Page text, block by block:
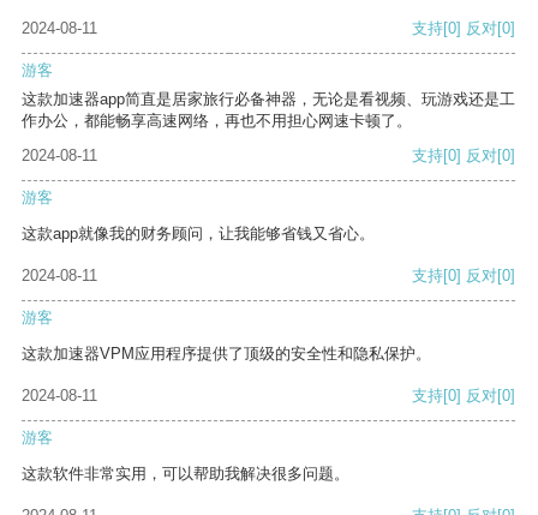
2024-08-11 支持[0] 反对[0]
游客
这款加速器app简直是居家旅行必备神器，无论是看视频、玩游戏还是工
作办公，都能畅享高速网络，再也不用担心网速卡顿了。
2024-08-11
支持[0] 反对[0]
游客
这款app就像我的财务顾问，让我能够省钱又省心。
2024-08-11 支持[0] 反对[0]
游客
这款加速器VPM应用程序提供了顶级的安全性和隐私保护。
2024-08-11 支持[0] 反对[0]
游客
这款软件非常实用，可以帮助我解决很多问题。